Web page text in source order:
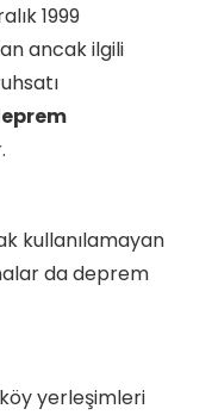
1999
ancak ilgili
kullanılamayan
da deprem
yerleşimleri